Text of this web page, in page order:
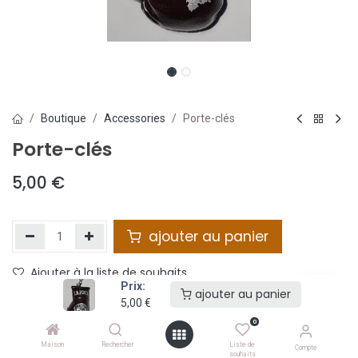
Prix:
5,00 €
ajouter au panier
Maison Rechercher
0
Liste de
souhaits
Compte
Boutique Accessories Porte-clés
Porte-clés
5,00 €
ajouter au panier
Ajouter à la liste de souhaits
Partager :
Termes et conditions :